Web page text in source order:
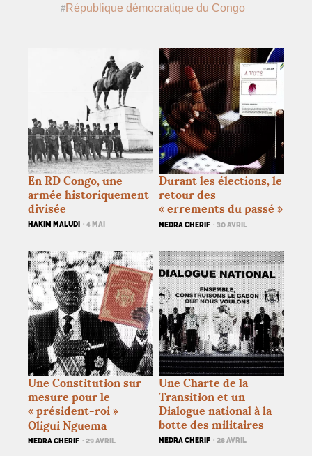
République démocratique du Congo
En RD Congo, une
armée historiquement
divisée
HAKIM MALUDI · 4 MAI
Durant les élections, le
retour des
« errements du passé »
NEDRA CHERIF · 30 AVRIL
Une Constitution sur
mesure pour le
« président-roi »
Oligui Nguema
NEDRA CHERIF · 29 AVRIL
Une Charte de la
Transition et un
Dialogue national à la
botte des militaires
NEDRA CHERIF · 28 AVRIL